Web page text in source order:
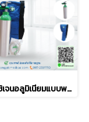
ชุดถังออกซิเจนอลูมิเนียมแบบพกพาไปนอกบ้าน รุ่น DP-500